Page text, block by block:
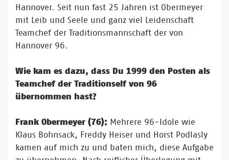
Hannover. Seit nun fast 25 Jahren ist Obermeyer
mit Leib und Seele und ganz viel Leidenschaft
Teamchef der Traditionsmannschaft der von
Hannover 96.
Wie kam es dazu, dass Du 1999 den Posten als
Teamchef der Traditionself von 96
übernommen hast?
Frank Obermeyer (76): Mehrere 96-Idole wie
Klaus Bohnsack, Freddy Heiser und Horst Podlasly
kamen auf mich zu und baten mich, diese Aufgabe